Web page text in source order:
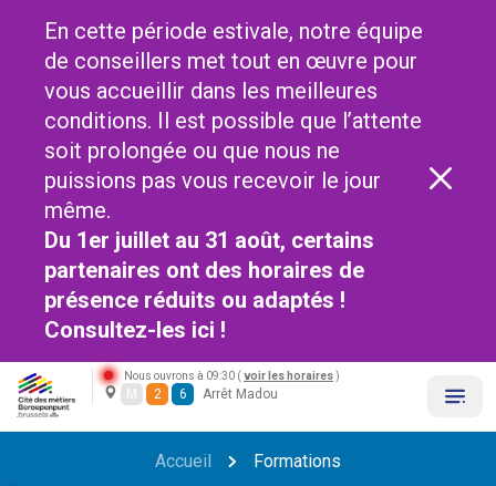
En cette période estivale, notre équipe
de conseillers met tout en œuvre pour
vous accueillir dans les meilleures
conditions. Il est possible que l’attente
soit prolongée ou que nous ne
puissions pas vous recevoir le jour
même.
Du 1er juillet au 31 août, certains
partenaires ont des horaires de
présence réduits ou adaptés !
Consultez-les ici !
Nous ouvrons à 09:30 ( voir les horaires )
M 2 6 Arrêt Madou
Accueil Formations